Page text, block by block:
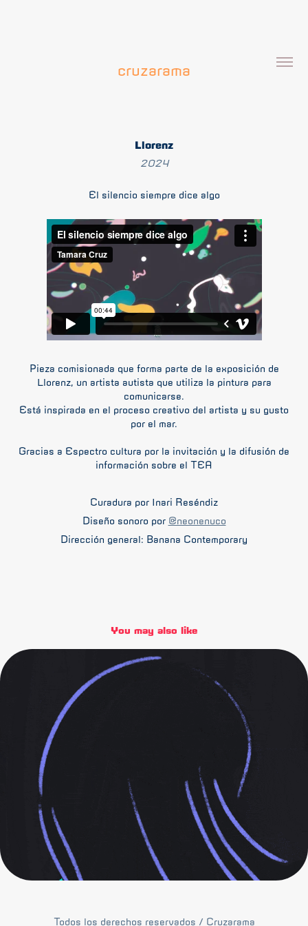
cruzarama
Llorenz
2024
El silencio siempre dice algo
Pieza comisionada que forma parte de la exposición de
Llorenz, un artista autista que utiliza la pintura para
comunicarse.
Está inspirada en el proceso creativo del artista y su gusto
por el mar.
Gracias a Espectro cultura por la invitación y la difusión de
información sobre el TEA
Curaduría por Inari Reséndiz
Diseño sonoro por @neonenuco
Dirección general: Banana Contemporary
You may also like
Todos los derechos reservados / Cruzarama